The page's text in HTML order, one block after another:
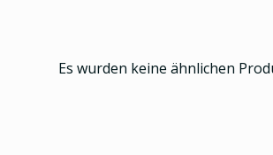
Es wurden keine ähnlichen